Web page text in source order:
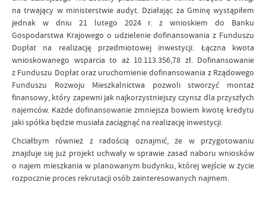
na trwający w ministerstwie audyt. Działając za Gminę wystąpiłem
jednak w dniu 21 lutego 2024 r. z wnioskiem do Banku
Gospodarstwa Krajowego o udzielenie dofinansowania z Funduszu
Dopłat na realizację przedmiotowej inwestycji. Łączna kwota
wnioskowanego wsparcia to aż 10.113.356,78 zł. Dofinansowanie
z Funduszu Dopłat oraz uruchomienie dofinansowania z Rządowego
Funduszu Rozwoju Mieszkalnictwa pozwoli stworzyć montaż
finansowy, który zapewni jak najkorzystniejszy czynsz dla przyszłych
najemców. Każde dofinansowanie zmniejsza bowiem kwotę kredytu
jaki spółka będzie musiała zaciągnąć na realizację inwestycji.
Chciałbym również z radością oznajmić, że w przygotowaniu
znajduje się już projekt uchwały w sprawie zasad naboru wniosków
o najem mieszkania w planowanym budynku, której wejście w życie
rozpocznie proces rekrutacji osób zainteresowanych najmem.